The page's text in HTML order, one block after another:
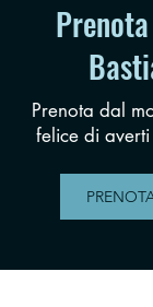
Prenota dal
felice di